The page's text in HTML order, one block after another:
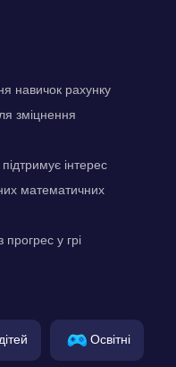
навичок рахунку
зміцнення
інтерес
математичних
у грі
Освітні